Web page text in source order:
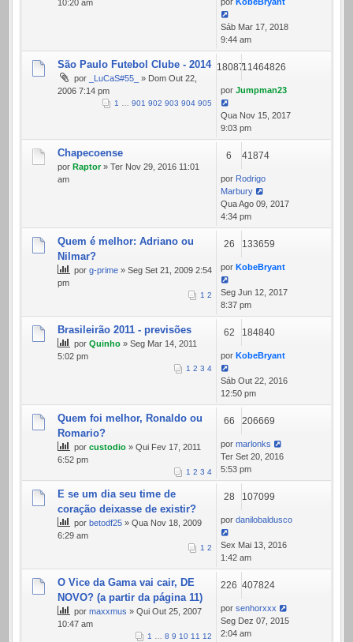
10:20 am
Sáb Mar 17, 2018
9:44 am
São Paulo Futebol Clube - 2014
por _LuCaS#55_
» Dom Out 22,
2006 7:14 pm
1 … 901 902 903 904 905
1808711464826
por Jumpman23
Qua Nov 15, 2017
9:03 pm
Chapecoense
por Raptor» Ter Nov 29, 2016 11:01
am
6 41874
por Rodrigo
Marbury
Qua Ago 09, 2017
4:34 pm
Quem é melhor: Adriano ou
Nilmar?
por g-prime » Seg Set 21, 2009 2:54
pm
1 2
26 133659
por KobeBryant
Seg Jun 12, 2017
8:37 pm
Brasileirão 2011 - previsões
por Quinho » Seg Mar 14, 2011
5:02 pm
1 2 3 4
62 184840
por KobeBryant
Sáb Out 22, 2016
12:50 pm
Quem foi melhor, Ronaldo ou
Romario?
por custodio » Qui Fev 17, 2011
6:52 pm
1 2 3 4
66 206669
por marlonks
Ter Set 20, 2016
5:53 pm
E se um dia seu time de
coração deixasse de existir?
por betodf25 » Qua Nov 18, 2009
6:29 am
1 2
28 107099
por danilobaldusco
Sex Mai 13, 2016
1:42 am
O Vice da Gama vai cair, DE
NOVO? (a partir da página 11)
por maxxmus » Qui Out 25, 2007
10:47 am
1 … 8 9 10 11 12
226 407824
por senhorxxx
Seg Dez 07, 2015
2:04 am